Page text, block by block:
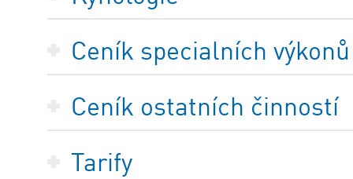
Ceník specialních výkonů
Ceník ostatních činností
Tarify